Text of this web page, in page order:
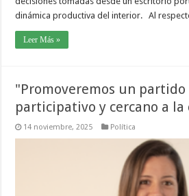
dinámica productiva del interior. Al
Leer Más »
"Promoveremos un
participativo y cercano a
14 noviembre, 2025 Política